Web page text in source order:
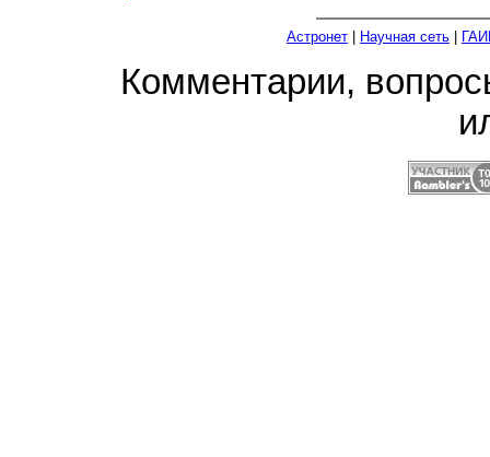
Астронет Научная сеть
Комментарии,